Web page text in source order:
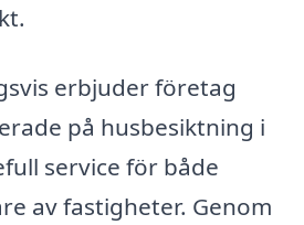
erbjuder företag
på husbesiktning i
service för både
av fastigheter. Genom